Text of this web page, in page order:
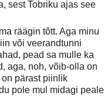
sest Tobriku ajas see
räägin tõtt. Aga minu
või veerandtunni
pead sa mulle ka
aga, noh, võib-olla on
pärast piinlik
pole mul midagi peale